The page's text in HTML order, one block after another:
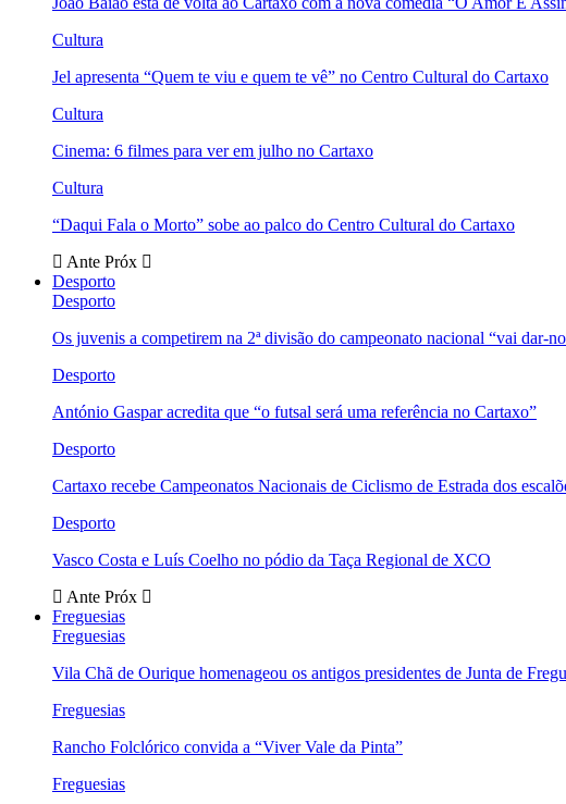
Cultura
Jel apresenta “Quem te viu e quem te vê” no Centro Cultural do Cartaxo
Cultura
Cinema: 6 filmes para ver em julho no Cartaxo
Cultura
“Daqui Fala o Morto” sobe ao palco do Centro Cultural do Cartaxo
Ante Próx
Desporto
Desporto
Os juvenis a competirem na 2ª divisão do campeonato nacional “vai dar-
Desporto
António Gaspar acredita que “o futsal será uma referência no Cartaxo”
Desporto
Cartaxo recebe Campeonatos Nacionais de Ciclismo de Estrada dos
Desporto
Vasco Costa e Luís Coelho no pódio da Taça Regional de XCO
Ante Próx
Freguesias
Freguesias
Vila Chã de Ourique homenageou os antigos presidentes de Junta de
Freguesias
Rancho Folclórico convida a “Viver Vale da Pinta”
Freguesias